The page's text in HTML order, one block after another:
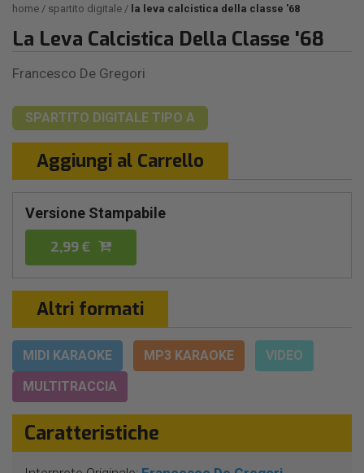
home spartito digitale la leva calcistica della classe '68
La Leva Calcistica Della Classe '68
Francesco De Gregori
SPARTITO DIGITALE TIPO A
Aggiungi al Carrello
Versione Stampabile
2,99 €
Altri formati
MIDI KARAOKE MP3 KARAOKE
VIDEO
MULTITRACCIA
Caratteristiche